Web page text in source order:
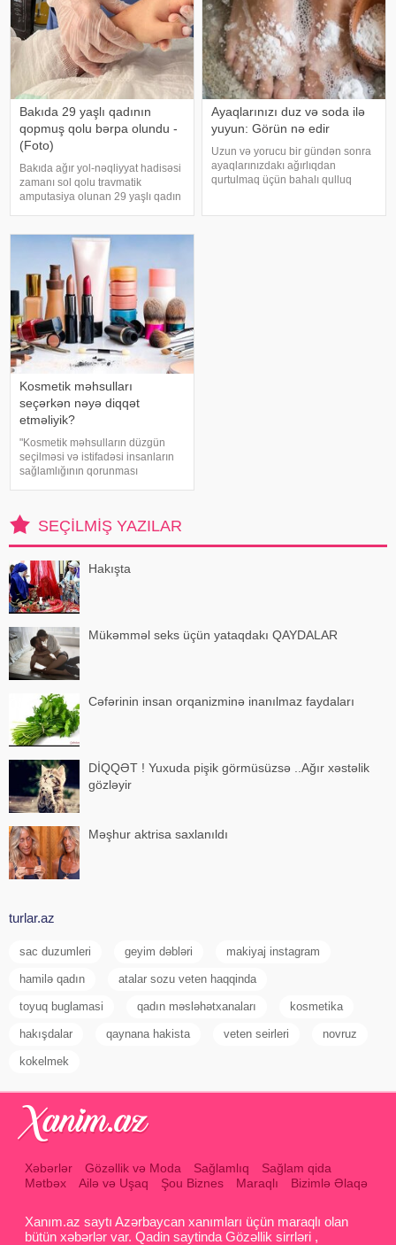
Bakıda 29 yaşlı qadının
qopmuş qolu bərpa olundu -
(Foto)
Bakıda ağır yol-nəqliyyat hadisəsi
zamanı sol qolu travmatik
amputasiya olunan 29 yaşlı qadın
zərərçəkən Səhiyyə Nazirliyi
Akademik M.A.Topçubaşov adına
Elmi Cərrahiyy
Ayaqlarınızı duz və soda ilə
yuyun: Görün nə edir
Uzun və yorucu bir gündən sonra
ayaqlarınızdakı ağırlıqdan
qurtulmaq üçün bahalı qulluq
Kosmetik məhsulları
seçərkən nəyə diqqət
etməliyik?
"Kosmetik məhsulların düzgün
seçilməsi və istifadəsi insanların
sağlamlığının qorunması
Səhiyyə Nazirliyinin rəsmi
"Instagram" hesabınd
SEÇILMIŞ YAZILAR
Hakışta
Mükəmməl seks üçün yataqdakı QAYDALAR
Cəfərinin insan orqanizminə inanılmaz faydaları
DİQQƏT ! Yuxuda pişik görmüsüzsə ..Ağır xəstəlik
gözləyir
Məşhur aktrisa saxlanıldı
turlar.az
sac duzumleri geyim dəbləri makiyaj instagram
hamilə qadın atalar sozu veten haqqinda
toyuq buglamasi qadın məsləhətxanaları kosmetika
hakışdalar qaynana hakista veten seirleri novruz
kokelmek
Xəbərlər Gözəllik və Moda Sağlamlıq
Sağlam qida
Mətbəx
Ailə və Uşaq Şou Biznes Maraqlı Bizimlə Əlaqə
Xanım.az saytı Azərbaycan xanımları üçün maraqlı olan
bütün xəbərlər var. Qadin saytinda Gözəllik sirrləri ,